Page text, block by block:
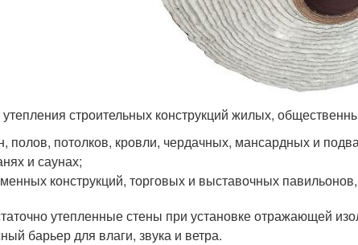
строительных конструкций жилых,
полов, потолков, кровли, чердачных, мансардных и
и саунах;
конструкций, торговых и выставочных
утепленные стены при установке отражающей
барьер для влаги, звука и ветра.